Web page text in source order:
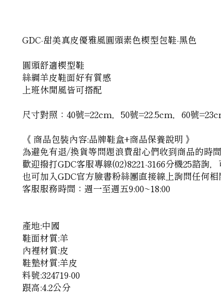
GDC-甜美真皮優雅風圓頭素色楔型包鞋-黑色
圓頭舒適楔型鞋
絲綢羊皮鞋面好有質感
上班休閒風皆可搭配
尺寸對照：40號=22cm，50號=22.5cm，60號
《 商品包裝內容:品牌鞋盒+商品保養說明 》
為避免有退/換貨等問題浪費甜心們收到商品的時
歡迎撥打GDC客服專線(02)8221-3166分機25諮詢
也可加入GDC官方臉書粉絲團直接線上詢問任何
客服服務時間：週一至週五9:00~18:00
產地:中國
鞋面材質:羊
內裡材質:皮
鞋墊材質:羊皮
料號:324719-00
跟高:4.2公分